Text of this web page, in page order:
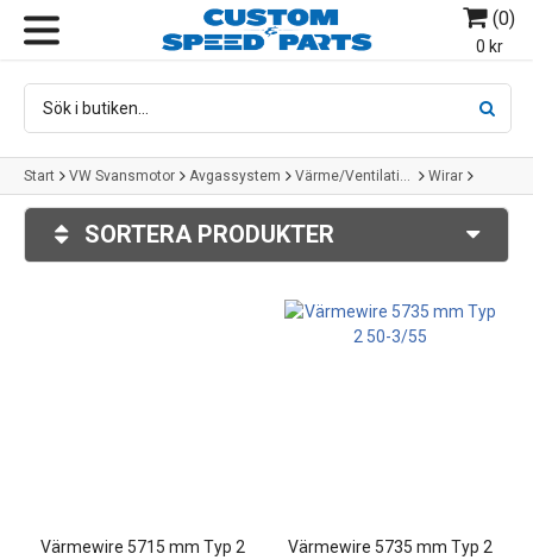
(0)
0 kr
Start VW Svansmotor Avgassystem Värme/Ventilation Wirar
Typ 2
SORTERA PRODUKTER
Värmewire 5715 mm Typ 2
Värmewire 5735 mm Typ 2